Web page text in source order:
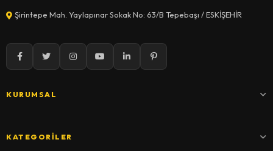
Şirintepe Mah. Yaylapınar Sokak No: 63/B Tepebaşı / ESKİŞEHİR
KURUMSAL
KATEGORILER